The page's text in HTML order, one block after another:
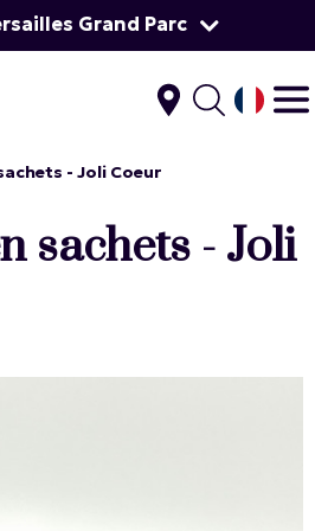
Grand Parc
- Joli Coeur
sachets - Joli